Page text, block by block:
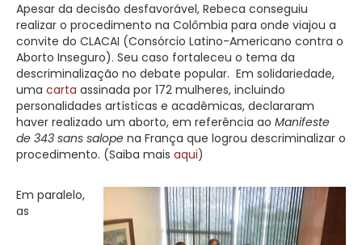
Apesar da decisão desfavorável, Rebeca conseguiu
realizar o procedimento na Colômbia para onde viajou a
convite do CLACAI (Consórcio Latino-Americano contra o
Aborto Inseguro). Seu caso fortaleceu o tema da
descriminalização no debate popular. Em solidariedade,
uma carta assinada por 172 mulheres, incluindo
personalidades artísticas e acadêmicas, declararam
haver realizado um aborto, em referência ao Manifeste
de 343 sans salope na França que logrou descriminalizar o
procedimento. (Saiba mais aqui)
Em paralelo,
as